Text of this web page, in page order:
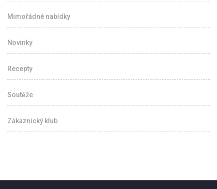
Mimořádné nabídky
Novinky
Recepty
Soutěže
Zákaznický klub